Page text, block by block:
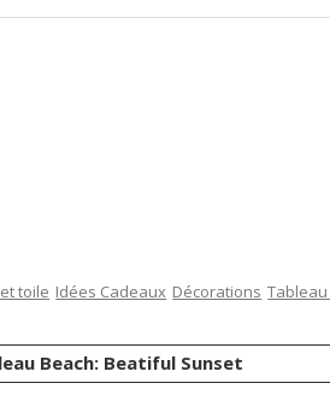
toile Idées Cadeaux Décorations
Beach: Beatiful Sunset